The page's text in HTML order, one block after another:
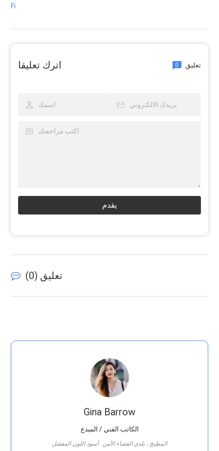
Fi
اترك تعليقا 0 تعليق
يقدم
تعليق ( 0
)
Gina Barrow
الكاتب الفني / المبدع
المطبخ ، بلدي الفضاء الآمن . أسود اللون المفضل